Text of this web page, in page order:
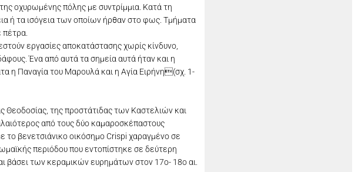
οχυρωμένης πόλης με συντρίμμια. Κατά τη
ή τα ισόγεια των οποίων ήρθαν στο φως. Τμήματα
εργασίες αποκατάστασης χωρίς κίνδυνο,
Ένα από αυτά τα σημεία αυτά ήταν και η
η Παναγία του Μαρουλά και η Αγία Ειρήνη(σχ. 1-
της προστάτιδας των Καστελιών και
από τους δύο καμαροσκέπαστους
το βενετσιάνικο οικόσημο Crispi χαραγμένο σε
περιόδου που εντοπίστηκε σε δεύτερη
βάσει των κεραμικών ευρημάτων στον 17ο- 18ο αι.